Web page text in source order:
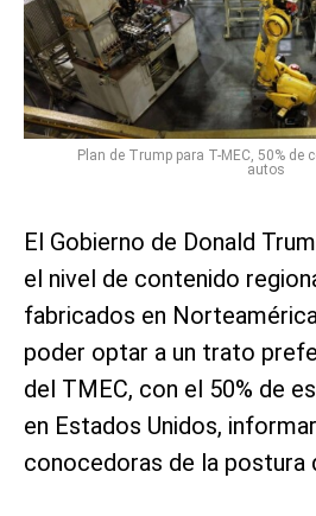
Plan de Trump para T-MEC, 50% de
autos
El Gobierno de Donald
el ⁠nivel de contenido
fabricados en
poder optar a un trato
del TMEC, con el 50% de
en Estados Unidos,
conocedoras de la postura